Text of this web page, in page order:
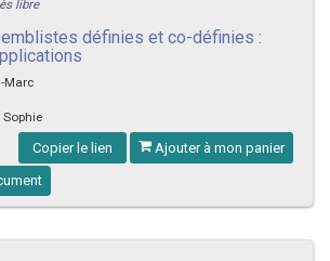
libre
définies et co-définies :
Marc
Copier le lien Ajouter à mon panier